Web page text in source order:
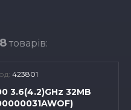
8товарів:
423801
3.6(4.2)GHz 32MB